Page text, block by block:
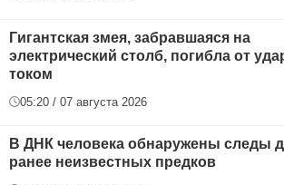
Гигантская змея, забравшаяся на
электрический столб, погибла от
током
05:20 / 07 августа 2026
В ДНК человека обнаружены следы
ранее неизвестных предков